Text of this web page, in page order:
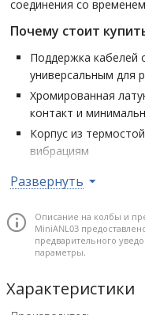
соединения со
Почему стоит
Поддержка кабелей
универсальным для
Хромированная
контакт и
Корпус из
вибрациям
питании
распределительных
Тип: MiniANL • Сечение
Развернуть
Описание на колбы и
MiniANL03
предварительного
параметры.
Характеристики